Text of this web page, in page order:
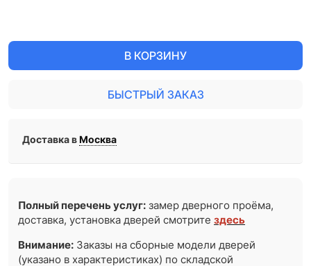
В КОРЗИНУ
БЫСТРЫЙ ЗАКАЗ
Доставка вМосква
Полный перечень услуг: замер дверного проёма,
доставка, установка дверей смотритездесь
Внимание: Заказы на сборные модели дверей
(указано в характеристиках) по складской